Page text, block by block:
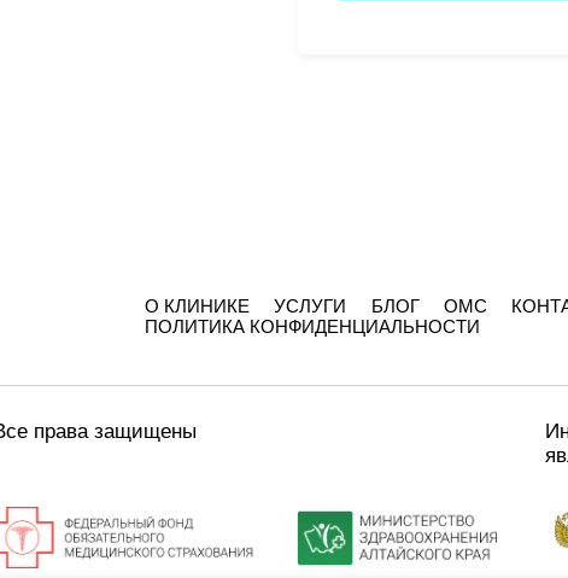
О КЛИНИКЕ УСЛУГИ БЛОГ ОМС
ПОЛИТИКА КОНФИДЕНЦИАЛЬНОСТИ
права защищены